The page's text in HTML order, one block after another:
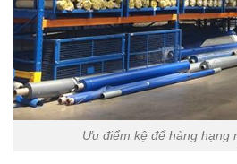
Ưu điểm kệ để hàng hạng